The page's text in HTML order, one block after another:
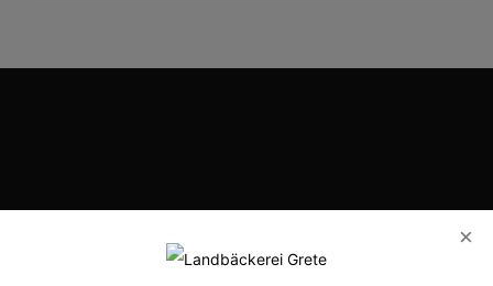
Handelsregister: HRB 207595
×